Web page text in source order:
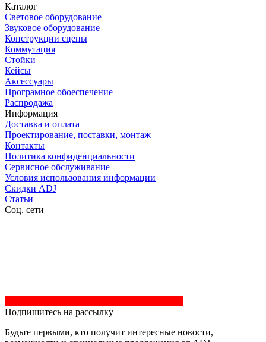
Каталог
Световое оборудование
Звуковое оборудование
Конструкции сцены
Коммутация
Стойки
Кейсы
Аксессуары
Програмное обоеспечение
Распродажа
Информация
Доставка и оплата
Проектирование, поставки, монтаж
Контакты
Политика конфиденциальности
Сервисное обслуживание
Условия использования информации
Скидки ADJ
Статьи
Соц. сети
Подпишитесь на рассылку
Будьте первыми, кто получит интересные новости,